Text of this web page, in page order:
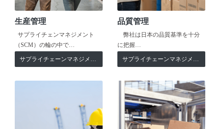
生産管理
サプライチェンマネジメント
（SCM）の輪の中で…
サプライチェーンマネジメント
品質管理
弊社は日本の品質基準を十分
に把握…
サプライチェーンマネジメント